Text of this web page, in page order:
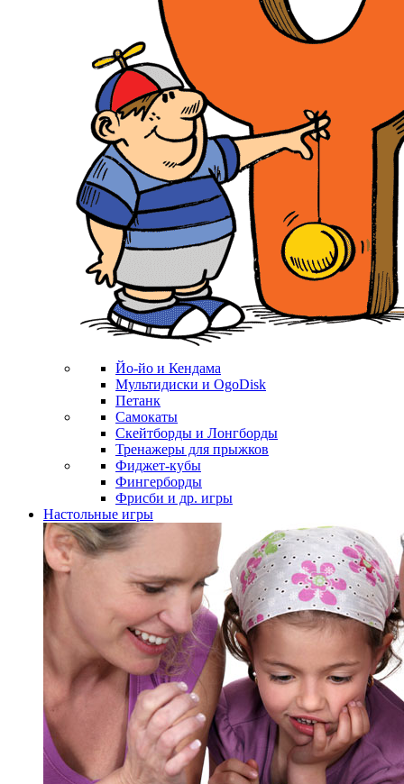
Йо-йо и Кендама
Мультидиски и OgoDisk
Петанк
Самокаты
Скейтборды и Лонгборды
Тренажеры для прыжков
Фиджет-кубы
Фингерборды
Фрисби и др. игры
Настольные игры